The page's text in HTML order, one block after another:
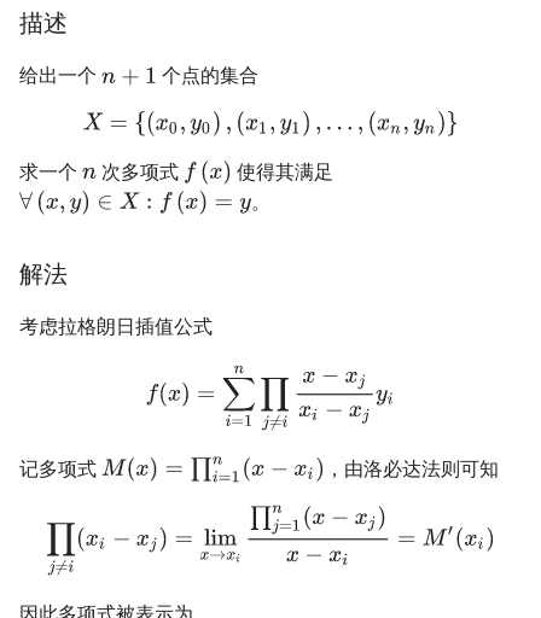
Sequence
ODT
Dynamic Tree
Divide Combine Tree
图的着色
网络流
Prufer 序列
LGV 引理
弦图
描述
给出一个 个点的集合
求一个 次多项式
使得其满足
。
解法
考虑拉格朗日插值公式
记多项式 ，由洛必达法则可知